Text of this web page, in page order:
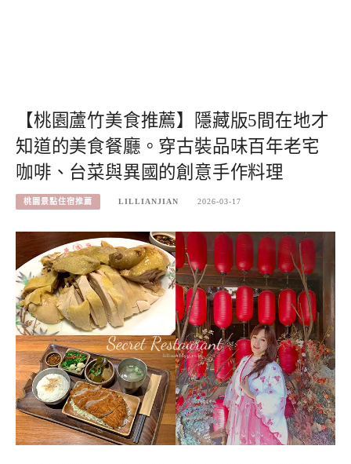
【桃園蘆竹美食推薦】隱藏版5間在地才
知道的美食餐廳。穿古裝品味百年老宅
咖啡、台菜與異國的創意手作料理
桃園景點住宿推薦 LILLIANJIAN 2026-03-17